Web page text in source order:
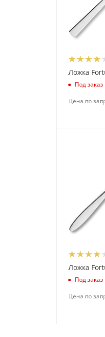
Ложка
Под заказ
Цена по
Ложка
Под заказ
Цена по